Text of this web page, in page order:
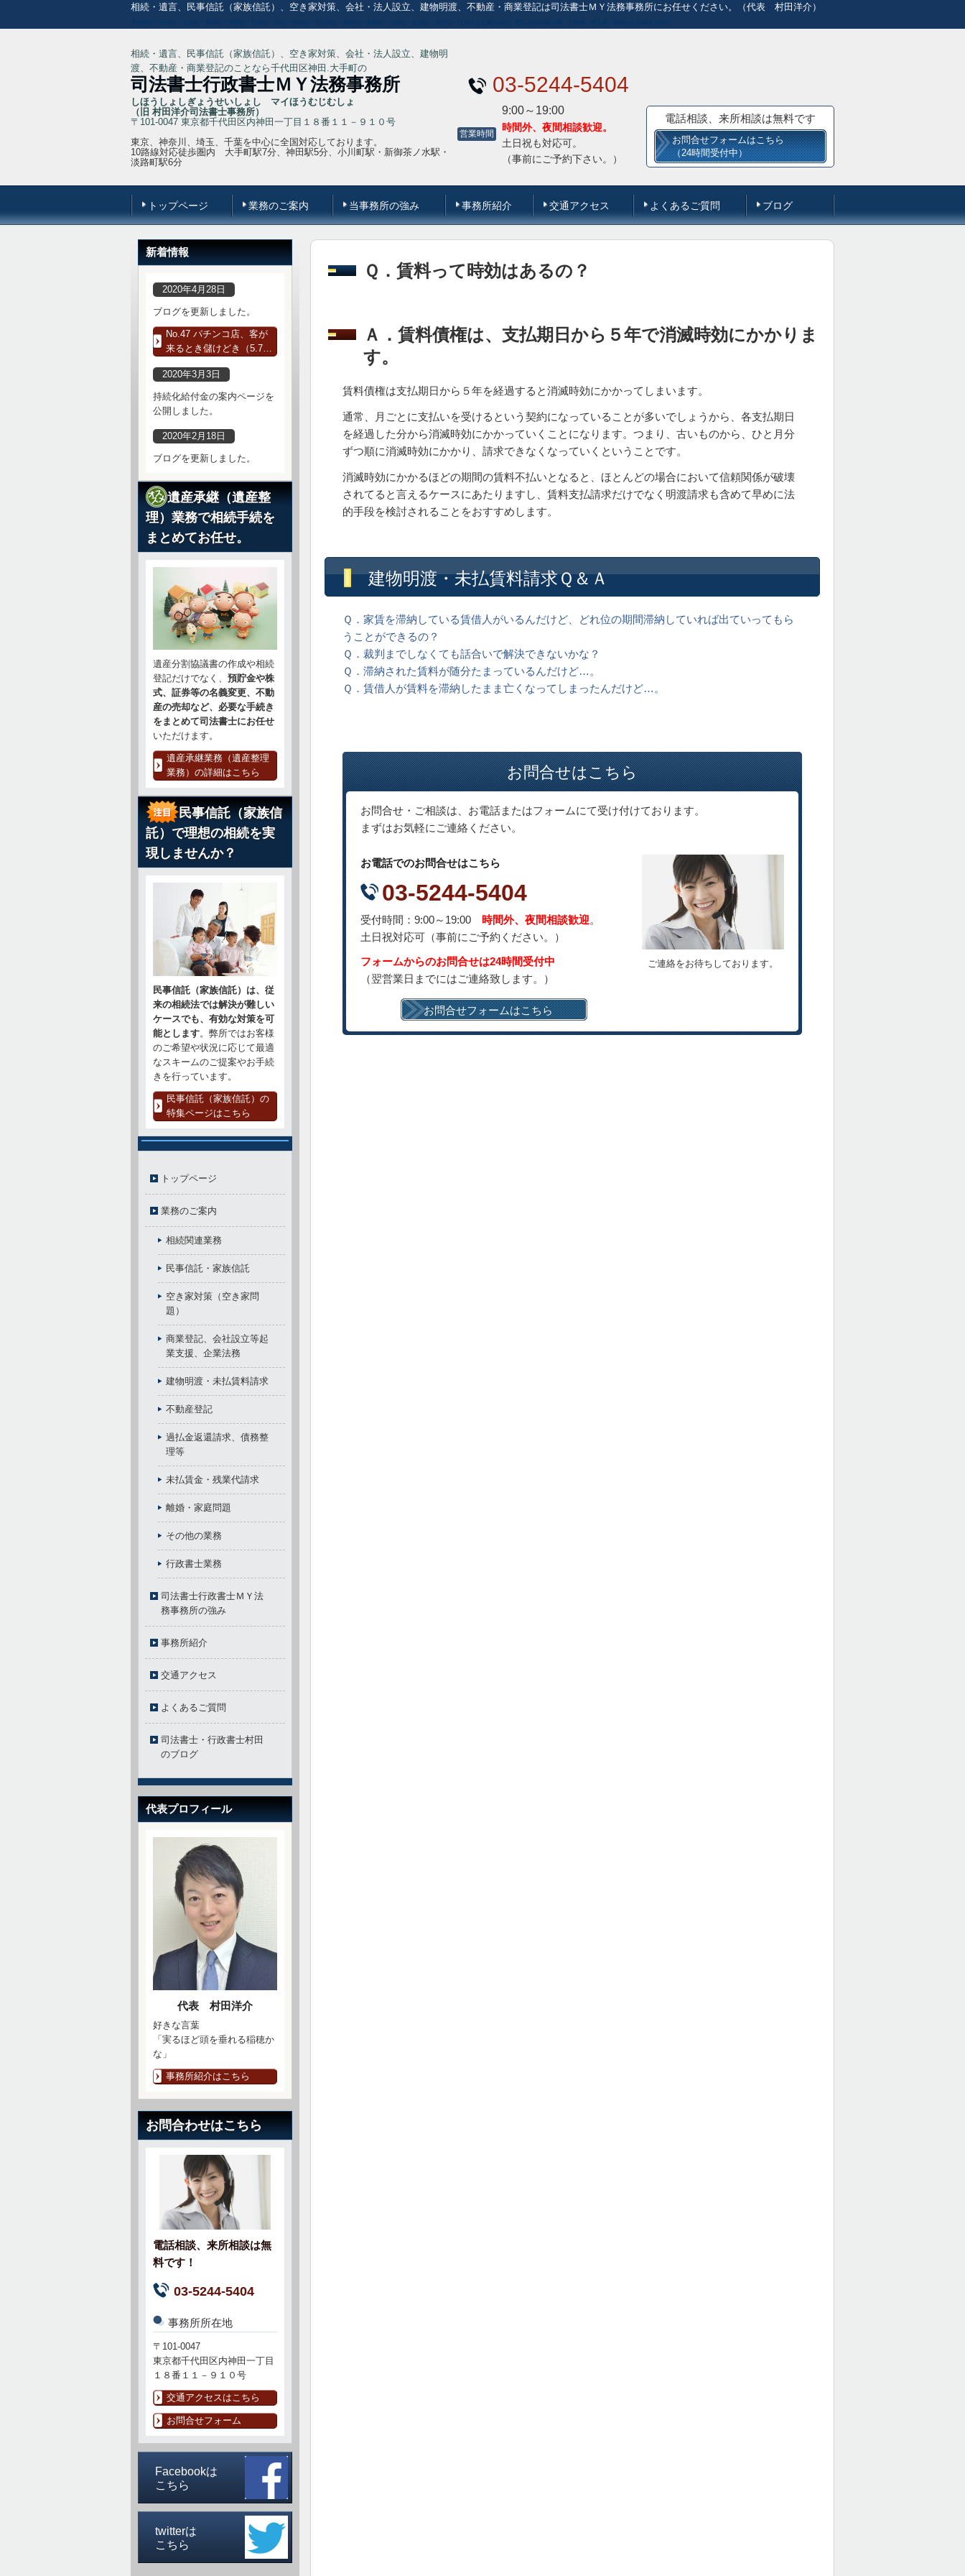
相続・遺言、民事信託（家族信託）、空き家対策、会社・法人設立、建物明渡、不動産・商業登記は司法書士ＭＹ法務事務所にお任せください。（代表 村田洋介）
相続・遺言、民事信託（家族信託）、空き家対策、会社・法人設立、建物明
渡、不動産・商業登記のことなら千代田区神田.大手町の
司法書士行政書士ＭＹ法務事務所
しほうしょしぎょうせいしょし マイほうむじむしょ
（旧 村田洋介司法書士事務所）
〒101-0047 東京都千代田区内神田一丁目１８番１１－９１０号
東京、神奈川、埼玉、千葉を中心に全国対応しております。
10路線対応徒歩圏内 大手町駅7分、神田駅5分、小川町駅・新御茶ノ水駅・
淡路町駅6分
03-5244-5404
営業時間
9:00～19:00
時間外、夜間相談歓迎。
土日祝も対応可。
（事前にご予約下さい。）
電話相談、来所相談は無料です
お問合せフォームはこちら
（24時間受付中）
トップページ 業務のご案内 当事務所の強み 事務所紹介 交通アクセス よくあるご質問 ブログ
Ｑ．賃料って時効はあるの？
Ａ．賃料債権は、支払期日から５年で消滅時効にかかりま
す。
賃料債権は支払期日から５年を経過すると消滅時効にかかってしまいます。
通常、月ごとに支払いを受けるという契約になっていることが多いでしょうから、各支払期日
を経過した分から消滅時効にかかっていくことになります。 つまり、古いものから、ひと月分
ずつ順に消滅時効にかかり、請求できなくなっていくということです。
消滅時効にかかるほどの期間の賃料不払いとなると、ほとんどの場合において信頼関係が破壊
されてると言えるケースにあたりますし、賃料支払請求だけでなく明渡請求も含めて早めに法
的手段を検討されることをおすすめします。
建物明渡・未払賃料請求Ｑ＆Ａ
Ｑ．家賃を滞納している賃借人がいるんだけど、どれ位の期間滞納していれば出ていってもら
うことができるの？
Ｑ．裁判までしなくても話合いで解決できないかな？
Ｑ．滞納された賃料が随分たまっているんだけど…。
Ｑ．賃借人が賃料を滞納したまま亡くなってしまったんだけど…。
お問合せはこちら
お問合せ・ご相談は、お電話またはフォームにて受け付けております。
まずはお気軽にご連絡ください。
ご連絡をお待ちしております。
お電話でのお問合せはこちら
03-5244-5404
受付時間：9:00～19:00 時間外、夜間相談歓迎。
土日祝対応可 （事前にご予約ください。）
フォームからのお問合せは24時間受付中
（翌営業日までにはご連絡致します。）
お問合せフォームはこちら
新着情報
2020年4月28日
ブログを更新しました。
No.47 パチンコ店、客が
来るとき儲けどき（5.7…
2020年3月3日
持続化給付金の案内ページを
公開しました。
2020年2月18日
ブログを更新しました。
遺産承継（遺産整
理）業務で相続手続を
まとめてお任せ。
遺産分割協議書の作成や相続
登記だけでなく、 預貯金や株
式、証券等の名義変更、不動
産の売却など、必要な手続き
をまとめて司法書士にお任せ
いただけます。
遺産承継業務（遺産整理
業務）の詳細はこちら
民事信託（家族信
託）で理想の相続を実
現しませんか？
民事信託（家族信託）は、従
来の相続法では解決が難しい
ケースでも、有効な対策を可
能とします。弊所ではお客様
のご希望や状況に応じて最適
なスキームのご提案やお手続
きを行っています。
民事信託（家族信託）の
特集ページはこちら
トップページ
業務のご案内
相続関連業務
民事信託・家族信託
空き家対策（空き家問
題）
商業登記、会社設立等起
業支援、企業法務
建物明渡・未払賃料請求
不動産登記
過払金返還請求、債務整
理等
未払賃金・残業代請求
離婚・家庭問題
その他の業務
行政書士業務
司法書士行政書士ＭＹ法
務事務所の強み
事務所紹介
交通アクセス
よくあるご質問
司法書士・行政書士村田
のブログ
代表プロフィール
代表 村田洋介
好きな言葉
「実るほど頭を垂れる稲穂か
な」
事務所紹介はこちら
お問合わせはこちら
電話相談、来所相談は無
料です！
03-5244-5404
事務所所在地
〒101-0047
東京都千代田区内神田一丁目
１８番１１－９１０号
交通アクセスはこちら
お問合せフォーム
Facebookは
こちら
twitterは
こちら